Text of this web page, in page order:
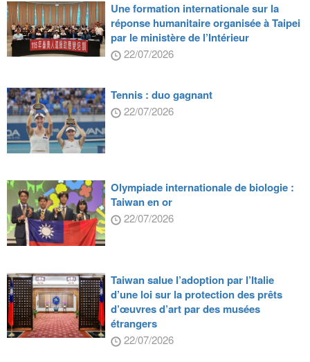
Une formation internationale sur la
réponse humanitaire organisée à Taipei
par le ministère de l’Intérieur
22/07/2026
Tennis : duo gagnant
22/07/2026
Olympiade internationale de biologie :
Taiwan en or
22/07/2026
Taiwan salue l’adoption par l’Italie
d’une loi sur la protection des prêts
d’œuvres d’art par des musées
étrangers
22/07/2026